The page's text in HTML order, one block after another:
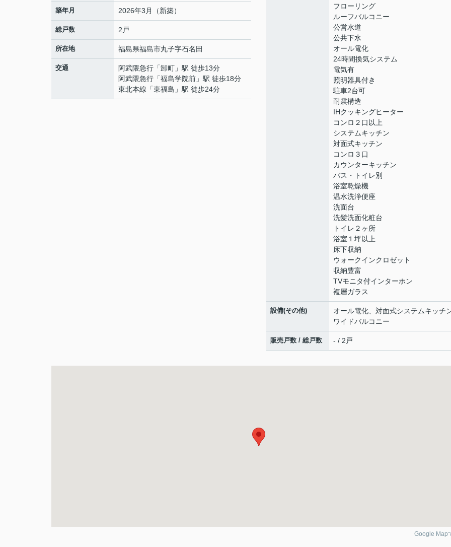
築年月 2026年3月（新築）
総戸数 2戸
所在地 福島県福島市丸子字石名田
交通 阿武隈急行 「卸町 」駅 徒歩13分
阿武隈急行 「福島学院前 」駅 徒歩18分
東北本線 「東福島 」駅 徒歩24分
フローリング
ルーフバルコニー
公営水道
公共下水
オール電化
24時間換気システム
電気有
照明器具付き
駐車2台可
耐震構造
IHクッキングヒーター
コンロ２口以上
システムキッチン
対面式キッチン
コンロ３口
カウンターキッチン
バス・トイレ別
浴室乾燥機
温水洗浄便座
洗面台
洗髪洗面化粧台
トイレ２ヶ所
浴室１坪以上
床下収納
ウォークインクロゼット
収納豊富
TVモニタ付インターホン
複層ガラス
設備(その他)
オール電化、対面式システムキッチ
ワイドバルコニー
販売戸数 / 総戸数 - / 2戸
Google Map